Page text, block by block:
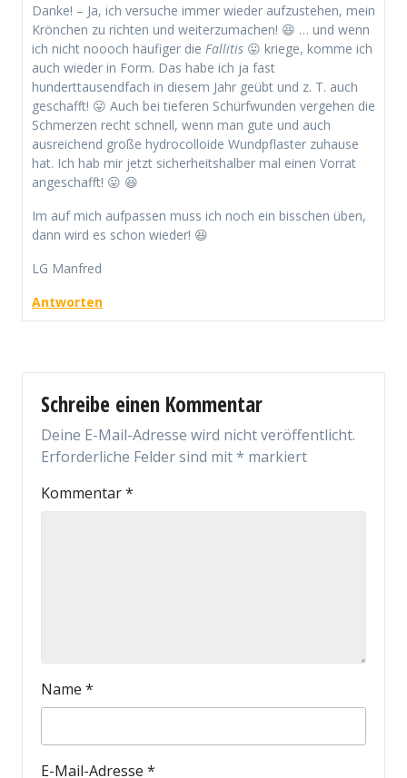
Danke! – Ja, ich versuche immer wieder aufzustehen, mein
Krönchen zu richten und weiterzumachen! 😆 … und wenn
ich nicht noooch häufiger die Fallitis 😛 kriege, komme ich
auch wieder in Form. Das habe ich ja fast
hunderttausendfach in diesem Jahr geübt und z. T. auch
geschafft! 😛 Auch bei tieferen Schürfwunden vergehen die
Schmerzen recht schnell, wenn man gute und auch
ausreichend große hydrocolloide Wundpflaster zuhause
hat. Ich hab mir jetzt sicherheitshalber mal einen Vorrat
angeschafft! 😛 😆
Im auf mich aufpassen muss ich noch ein bisschen üben,
dann wird es schon wieder! 😆
LG Manfred
Antworten
Schreibe einen Kommentar
Deine E-Mail-Adresse wird nicht veröffentlicht.
Erforderliche Felder sind mit* markiert
Kommentar*
Name *
E-Mail-Adresse *